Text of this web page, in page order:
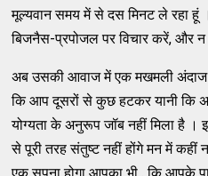
मूल्यवान समय में से दस मिनट ले रहा
बिजनैस-प्रपोजल पर विचार करें, और न
अब उसकी आवाज में एक मखमली
कि आप दूसरों से कुछ हटकर यानी
योग्यता के अनुरूप जॉब नहीं मिला है ।
से पूरी तरह संतुष्ट नहीं होंगे मन में कहीं